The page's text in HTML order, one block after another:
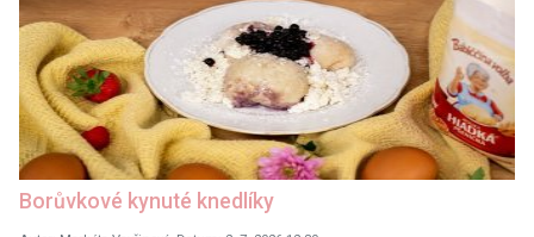
Borůvkové kynuté knedlíky